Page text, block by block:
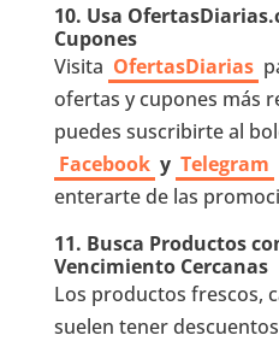
10. Usa
Cupones
Visita OfertasDiarias
ofertas y cupones más
puedes suscribirte al
Facebook y Telegram
enterarte de las
11. Busca Productos
Vencimiento Cercanas
Los productos frescos,
suelen tener